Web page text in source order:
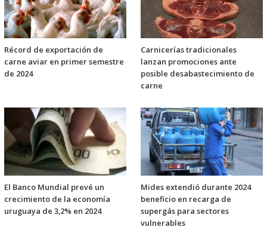
Récord de exportación de
carne aviar en primer semestre
de 2024
Carnicerías tradicionales
lanzan promociones ante
posible desabastecimiento de
carne
El Banco Mundial prevé un
crecimiento de la economía
uruguaya de 3,2% en 2024
Mides extendió durante 2024
beneficio en recarga de
supergás para sectores
vulnerables